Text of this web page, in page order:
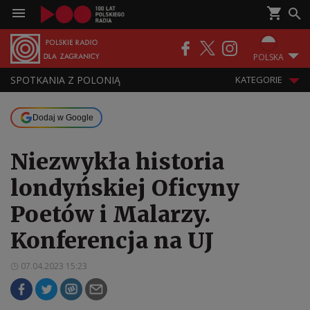
POLSKA
SPOTKANIA Z POLONIĄ KATEGORIE
Dodaj w Google
Niezwykła historia
londyńskiej Oficyny
Poetów i Malarzy.
Konferencja na UJ
07.04.2023 15:23